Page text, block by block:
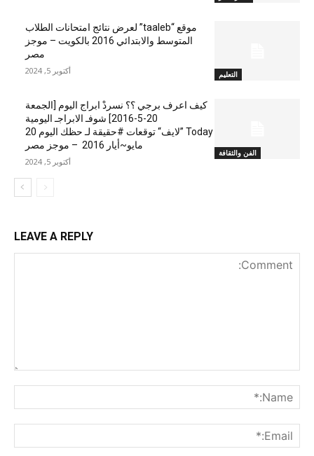
التعليم
موقع “taaleb” لعرض نتائج امتحانات الطلاب
المتوسط والابتدائي 2016 بالكويت – موجز
مصر
أكتوبر 5, 2024
الفن والثقافة
كيف اعرف برجي ؟؟ نسردْ ابراج اليوم [الجمعة
20-5-2016] شوفـ الابراجـ اليومية
Today ”لايف“ توقعات #حقيقة لـ حظك اليوم 20
مايو~أيار 2016 – موجز مصر
أكتوبر 5, 2024
LEAVE A REPLY